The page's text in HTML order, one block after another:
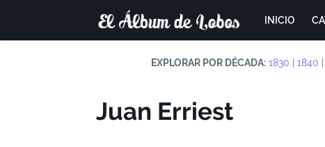
INICIO
EXPLORAR POR DÉCADA: 1830 1840
Juan Erriest